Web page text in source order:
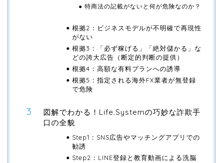
特商法の記載がないと何が危険なのか？
根拠2：ビジネスモデルが不明確で再現性
がない
根拠3：「必ず稼げる」「絶対儲かる」な
どの誇大広告（断定的判断の提供）
根拠4：高額な有料プランへの誘導
根拠5：指定される海外FX業者が無登録
で危険
図解でわかる！Life.Systemの巧妙な詐欺手
口の全貌
Step1：SNS広告やマッチングアプリでの
勧誘
Step2：LINE登録と教育動画による洗脳